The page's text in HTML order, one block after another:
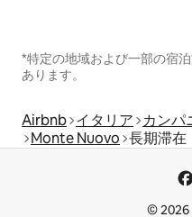
*特定の地域および一部の宿
あります。
Airbnb イタリア カンパ
Monte Nuovo 長期滞在
© 2026